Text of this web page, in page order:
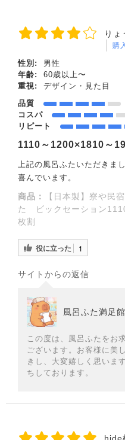
りょ
購
性別:
男性
年齢:
60歳以上〜
重視:
デザイン・見た目
品質
コスパ
リピート
1110～1200×1810～
上記の風呂ふたいただきま
喜んでいます。
商品：
【日本製】寮や民
た ビックセーション
枚割
役に立った 1
サイトからの返信
風呂ふた満足
この度は、風呂ふたをお
ございます。お客様に美
きし、大変嬉しく思いま
ちしております。